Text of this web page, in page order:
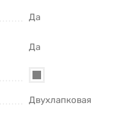
Да
Да
Двухлапковая